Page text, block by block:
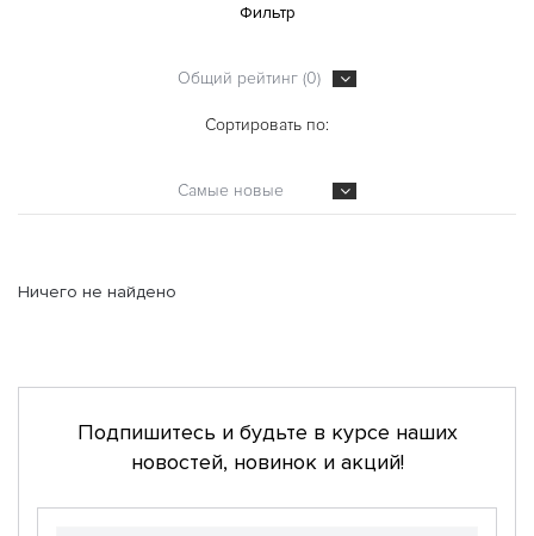
Фильтр
Общий рейтинг (0)
Сортировать по:
Самые новые
Ничего не найдено
Подпишитесь и будьте в курсе наших
новостей, новинок и акций!